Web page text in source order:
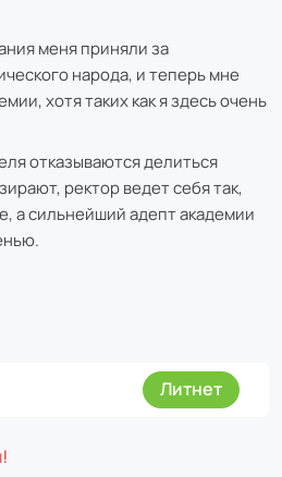
меня приняли за
народа, и теперь мне
хотя таких как я здесь очень
отказываются делиться
ректор ведет себя так,
а сильнейший адепт академии
Литнет